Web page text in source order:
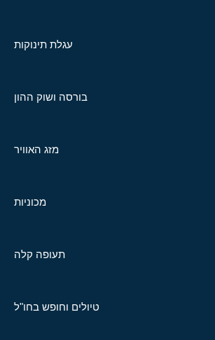
עגלת תינוקות
בורסה ושוק ההון
מזג האוויר
מכוניות
תעופה קלה
טיולים וחופש בחו"ל